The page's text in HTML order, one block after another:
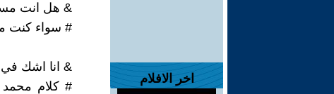
اخر الافلام
& هل انت
# سواء كنت
& انا اشك
# كلام محمد